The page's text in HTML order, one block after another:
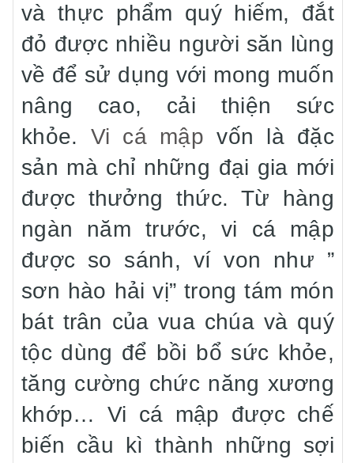
và thực phẩm quý hiếm, đắt
đỏ được nhiều người săn lùng
về để sử dụng với mong muốn
nâng cao, cải thiện sức
khỏe. Vi cá mập vốn là đặc
sản mà chỉ những đại gia mới
được thưởng thức. Từ hàng
ngàn năm trước, vi cá mập
được so sánh, ví von như ”
sơn hào hải vị” trong tám món
bát trân của vua chúa và quý
tộc dùng để bồi bổ sức khỏe,
tăng cường chức năng xương
khớp… Vi cá mập được chế
biến cầu kì thành những sợi